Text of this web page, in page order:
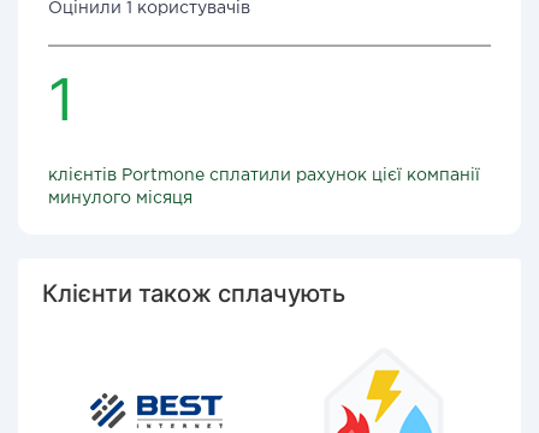
Оцінили 1 користувачів
1
клієнтів Portmone сплатили рахунок цієї компанії
минулого місяця
Клієнти також сплачують